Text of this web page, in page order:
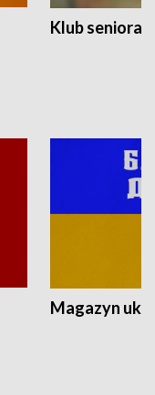
Klub seniora
Magazyn